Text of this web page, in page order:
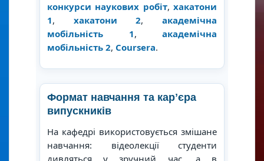
конкурси наукових робіт,хакатони
1, хакатони 2,академічна
мобільність 1, академічна
мобільність 2, Coursera.
Формат навчання та карʼєра
випускників
На кафедрі використовується змішане
навчання: відеолекції студенти